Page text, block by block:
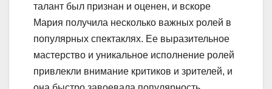
талант был признан и оценен, и вскоре
Мария получила несколько важных ролей в
популярных спектаклях. Ее выразительное
мастерство и уникальное исполнение ролей
привлекли внимание критиков и зрителей, и